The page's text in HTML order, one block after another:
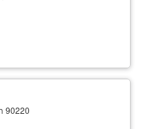
90220